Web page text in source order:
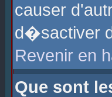
causer
d�sactiver
Revenir en
Que sont